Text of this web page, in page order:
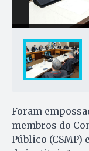
Foram
membros do
Público (CSMP)